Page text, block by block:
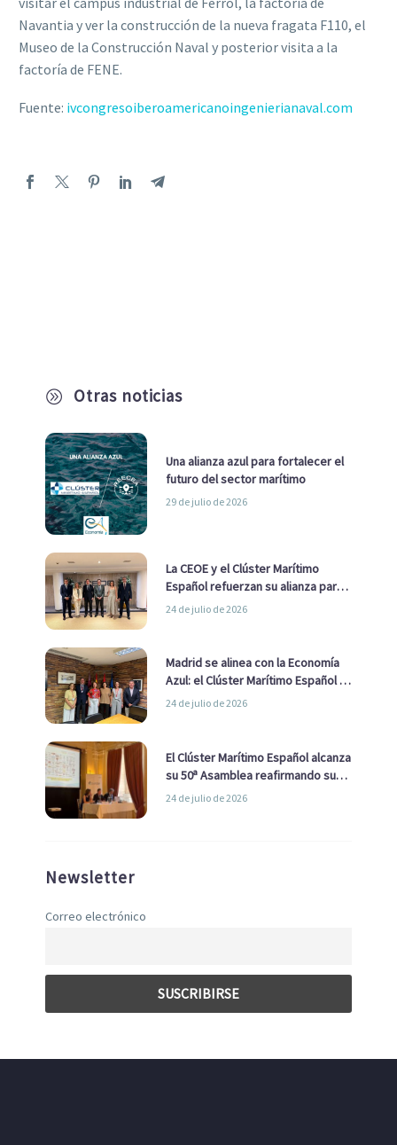
A Otras noticias
Una alianza azul para fortalecer el
futuro del sector marítimo
29 de julio de 2026
La CEOE y el Clúster Marítimo
Español refuerzan su alianza para
impulsar una estrategia Nacional
24 de julio de 2026
Madrid se alinea con la Economía
Azul: el Clúster Marítimo Español y
la Real Liga Naval avanzan alianzas
24 de julio de 2026
El Clúster Marítimo Español alcanza
su 50ª Asamblea reafirmando su
liderazgo en la Economía Azul
24 de julio de 2026
Newsletter
Correo electrónico
Navantia y ver la construcción de la nueva fragata F110, el
Museo de la Construcción Naval y posterior visita a la
factoría de FENE.
Fuente: ivcongresoiberoamericanoingenierianaval.com